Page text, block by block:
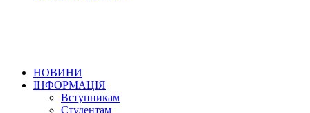
НОВИНИ
ІНФОРМАЦІЯ
Вступникам
Студентам